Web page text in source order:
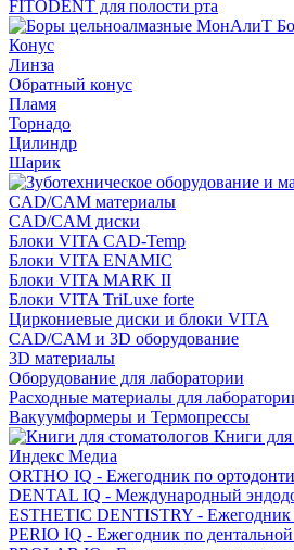
FITODENT для полости рта
Конус
Линза
Обратный конус
Пламя
Торнадо
Цилиндр
Шарик
CAD/CAM материалы
CAD/CAM диски
Блоки VITA CAD-Temp
Блоки VITA ENAMIC
Блоки VITA MARK II
Блоки VITA TriLuxe forte
Циркониевые диски и блоки VITA
CAD/CAM и 3D оборудование
3D материалы
Оборудование для лаборатории
Расходные материалы для
Вакуумформеры и Термопрессы
Книги для
Индекс Медиа
ORTHO IQ - Ежегодник по
DENTAL IQ - Международный
ESTHETIC DENTISTRY - Ежегодник
PERIO IQ - Ежегодник по